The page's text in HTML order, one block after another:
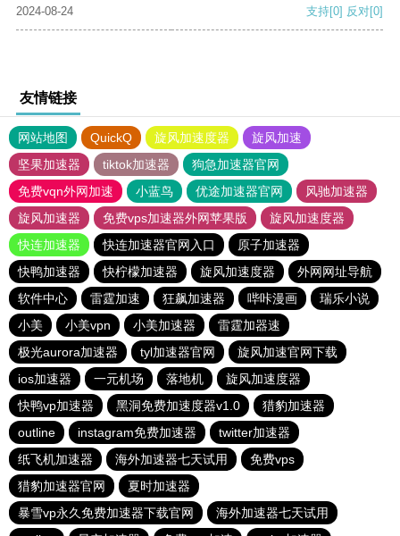
2024-08-24 支持[0] 反对[0]
友情链接
网站地图 QuickQ 旋风加速度器
旋风加速
坚果加速器
tiktok加速器
狗急加速器官网
免费vqn外网加速
小蓝鸟 优途加速器官网
风驰加速器
旋风加速器
免费vps加速器外网苹果版
旋风加速度器
快连加速器
快连加速器官网入口
原子加速器
快鸭加速器
快柠檬加速器 旋风加速度器
外网网址导航
软件中心
雷霆加速 狂飙加速器 哔咔漫画
瑞乐小说
小美
小美vpn 小美加速器
雷霆加器速
极光aurora加速器
tyl加速器官网
旋风加速官网下载
ios加速器
一元机场 落地机
旋风加速度器
快鸭vp加速器
黑洞免费加速度器v1.0
猎豹加速器
outline
instagram免费加速器
twitter加速器
纸飞机加速器
海外加速器七天试用
免费vps
猎豹加速器官网
夏时加速器
暴雪vp永久免费加速器下载官网
海外加速器七天试用